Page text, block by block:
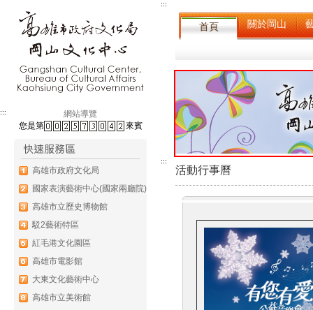
:::
網站導覽
您是第
來賓
高雄市政府文化局
國家表演藝術中心(國家兩廳院)
高雄市立歷史博物館
駁2藝術特區
紅毛港文化園區
高雄市電影館
大東文化藝術中心
高雄市立美術館
:::
首頁 關於岡山
:::
活動行事曆